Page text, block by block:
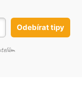
Odebírat tipy